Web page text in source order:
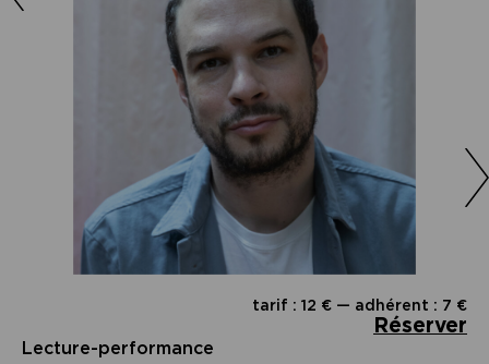
tarif : 12 € — adhérent : 7 €
Réserver
Lecture-performance